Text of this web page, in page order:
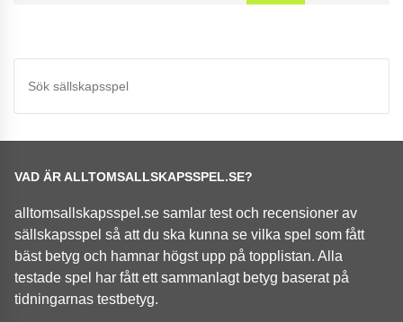
VAD ÄR ALLTOMSALLSKAPSSPEL.SE?
alltomsallskapsspel.se samlar test och recensioner av
sällskapsspel så att du ska kunna se vilka spel som fått
bäst betyg och hamnar högst upp på topplistan. Alla
testade spel har fått ett sammanlagt betyg baserat på
tidningarnas testbetyg.